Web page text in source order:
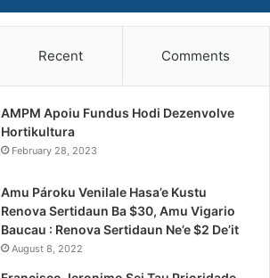
Recent Comments
AMPM Apoiu Fundus Hodi Dezenvolve
Hortikultura
February 28, 2023
Amu Pároku Venilale Hasa’e Kustu
Renova Sertidaun Ba $30, Amu Vigario
Baucau : Renova Sertidaun Ne’e $2 De’it
August 8, 2022